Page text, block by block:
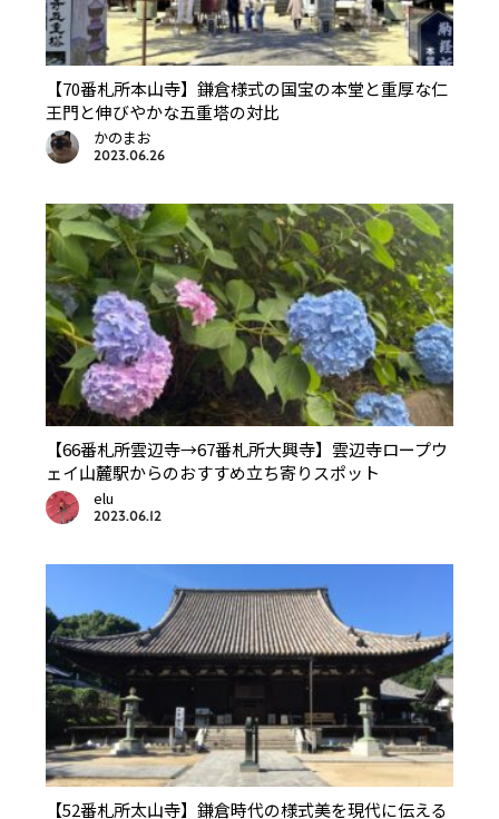
【70番札所本山寺】鎌倉様式の国宝の本堂と重厚な仁
王門と伸びやかな五重塔の対比
かのまお
2023.06.26
【66番札所雲辺寺→67番札所大興寺】雲辺寺ロープウ
ェイ山麓駅からのおすすめ立ち寄りスポット
elu
2023.06.12
【52番札所太山寺】鎌倉時代の様式美を現代に伝える